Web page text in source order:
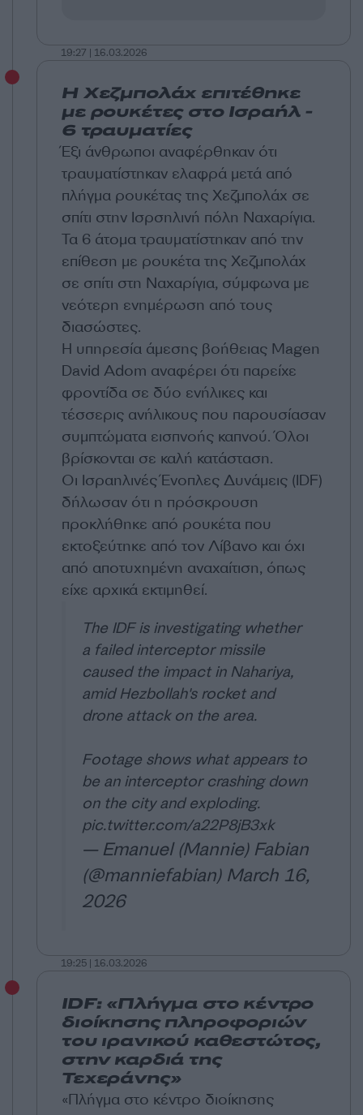
19:27 | 16.03.2026
Η Χεζμπολάχ επιτέθηκε
με ρουκέτες στο Ισραήλ -
6 τραυματίες
Έξι άνθρωποι αναφέρθηκαν ότι
τραυματίστηκαν ελαφρά μετά από
πλήγμα ρουκέτας της Χεζμπολάχ σε
σπίτι στην Ισρσηλινή πόλη Ναχαρίγια.
Τα 6 άτομα τραυματίστηκαν από την
επίθεση με ρουκέτα της Χεζμπολάχ
σε σπίτι στη Ναχαρίγια, σύμφωνα με
νεότερη ενημέρωση από τους
διασώστες.
Η υπηρεσία άμεσης βοήθειας Magen
David Adom αναφέρει ότι παρείχε
φροντίδα σε δύο ενήλικες και
τέσσερις ανήλικους που παρουσίασαν
συμπτώματα εισπνοής καπνού. Όλοι
βρίσκονται σε καλή κατάσταση.
Οι Ισραηλινές Ένοπλες Δυνάμεις (IDF)
δήλωσαν ότι η πρόσκρουση
προκλήθηκε από ρουκέτα που
εκτοξεύτηκε από τον Λίβανο και όχι
από αποτυχημένη αναχαίτιση, όπως
είχε αρχικά εκτιμηθεί.
The IDF is investigating whether
a failed interceptor missile
caused the impact in Nahariya,
amid Hezbollah's rocket and
drone attack on the area.
Footage shows what appears to
be an interceptor crashing down
on the city and exploding.
pic.twitter.com/a22P8jB3xk
— Emanuel (Mannie) Fabian
(@manniefabian) March 16,
2026
19:25 | 16.03.2026
IDF: «Πλήγμα στο κέντρο
διοίκησης πληροφοριών
του ιρανικού καθεστώτος,
στην καρδιά της
Τεχεράνης»
«Πλήγμα στο κέντρο διοίκησης